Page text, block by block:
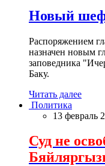
Новый шеф
Распоряжением
назначен новым
заповедника
Баку.
Читать далее
Политика
13 февраль
Суд не